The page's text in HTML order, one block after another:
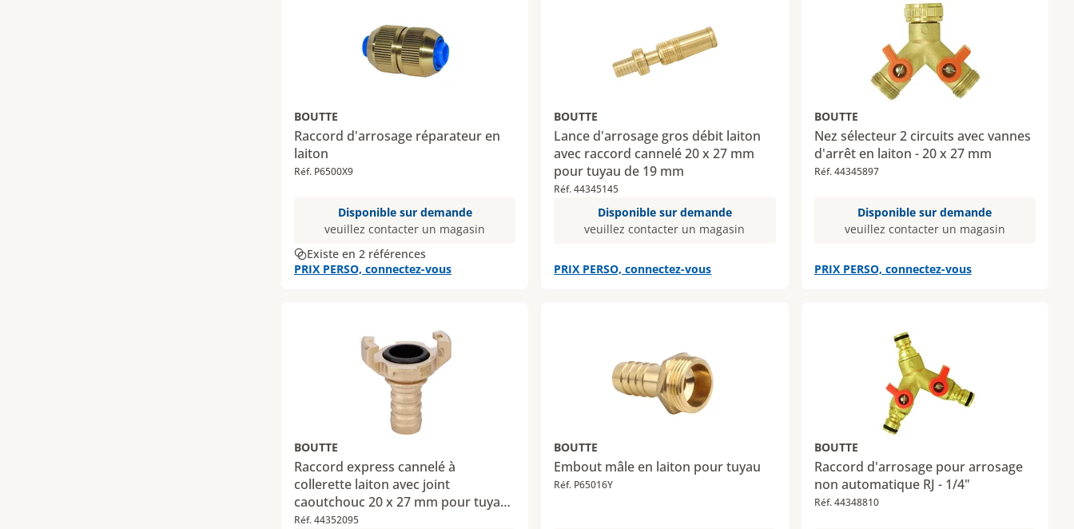
BOUTTE
Raccord d'arrosage réparateur en
laiton
Réf. P6500X9
Disponible sur demande
veuillez contacter un magasin
Existe en 2 références
PRIX PERSO, connectez-vous
BOUTTE
Lance d'arrosage gros débit laiton
avec raccord cannelé 20 x 27 mm
pour tuyau de 19 mm
Réf. 44345145
Disponible sur demande
veuillez contacter un magasin
PRIX PERSO, connectez-vous
BOUTTE
Nez sélecteur 2 circuits avec vannes
d'arrêt en laiton - 20 x 27 mm
Réf. 44345897
Disponible sur demande
veuillez contacter un magasin
PRIX PERSO, connectez-vous
BOUTTE
Raccord express cannelé à
collerette laiton avec joint
caoutchouc 20 x 27 mm pour tuyau
de 19 mm
Réf. 44352095
BOUTTE
Embout mâle en laiton pour tuyau
Réf. P65016Y
BOUTTE
Raccord d'arrosage pour arrosage
non automatique RJ - 1/4"
Réf. 44348810